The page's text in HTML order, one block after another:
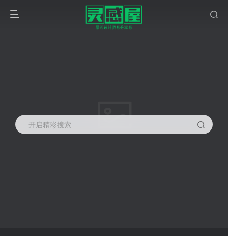
开启精彩搜索